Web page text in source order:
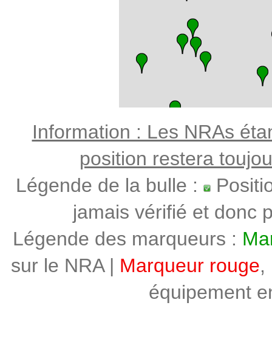
Information : Les NRAs
position restera
Légende de la bulle :
jamais vérifié et donc
Légende des marqueurs :
sur le NRA | Marqueur rouge,
équipement